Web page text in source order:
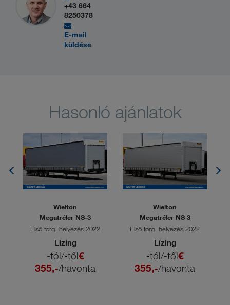
+43 664
8250378
E-mail
küldése
Hasonló ajánlatok
Wielton
Megatréler NS-3
Első forg. helyezés 2022
Lízing
-tól/-től€
355,-/havonta
Wielton
Megatréler NS 3
Első forg. helyezés 2022
Lízing
-tól/-től€
355,-/havonta